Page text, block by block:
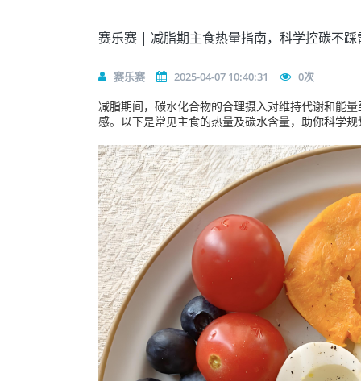
赛乐赛 | 减脂期主食热量指南，科学控碳不踩
赛乐赛 2025-04-07 10:40:31 0次
减脂期间，碳水化合物的合理摄入对维持代谢和能
感。以下是常见主食的热量及碳水含量，助你科学